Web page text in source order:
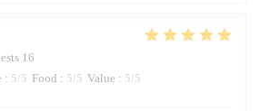
16
: 5/5 Food : 5/5 Value : 5/5